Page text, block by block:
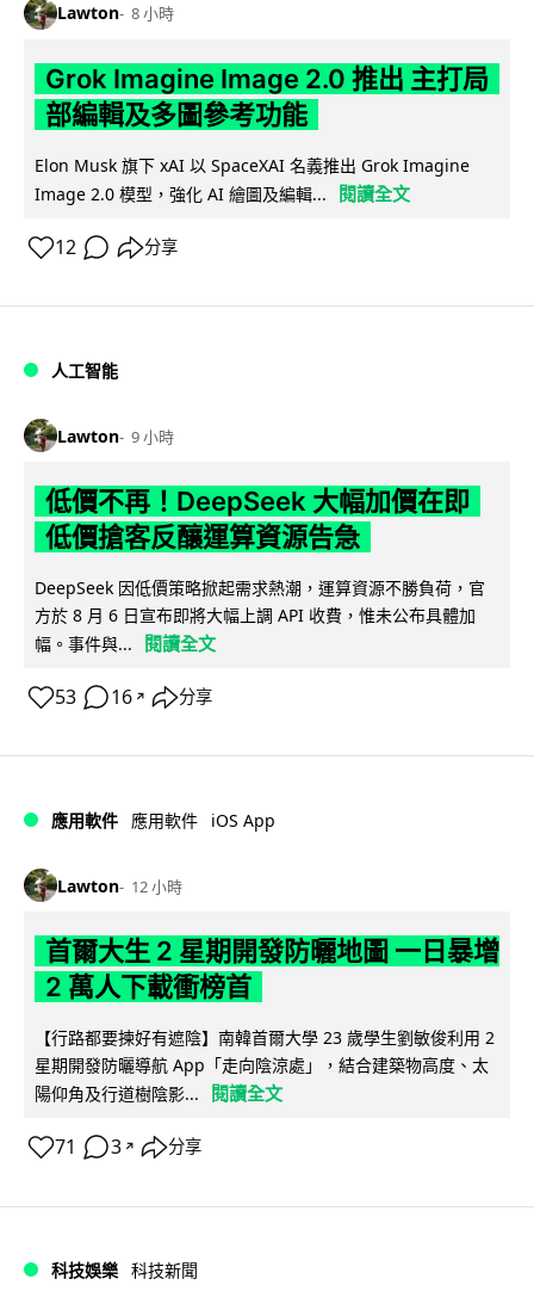
Lawton 8 小時
Grok Imagine Image 2.0 推出 主打局
部編輯及多圖參考功能
Elon Musk 旗下 xAI 以 SpaceXAI 名義推出 Grok Imagine
Image 2.0 模型，強化 AI 繪圖及編輯...
閱讀全文
12 分享
人工智能
Lawton 9 小時
低價不再！DeepSeek 大幅加價在即
低價搶客反釀運算資源告急
DeepSeek 因低價策略掀起需求熱潮，運算資源不勝負荷，官
方於 8 月 6 日宣布即將大幅上調 API 收費，惟未公布具體加
幅。事件與...
閱讀全文
53 16 ↗ 分享
應用軟件 應用軟件 iOS App
Lawton 12 小時
首爾大生 2 星期開發防曬地圖 一日暴增
2 萬人下載衝榜首
【行路都要揀好有遮陰】南韓首爾大學 23 歲學生劉敏俊利用 2
星期開發防曬導航 App「走向陰涼處」，結合建築物高度、太
陽仰角及行道樹陰影...
閱讀全文
71 3 ↗ 分享
科技娛樂 科技新聞